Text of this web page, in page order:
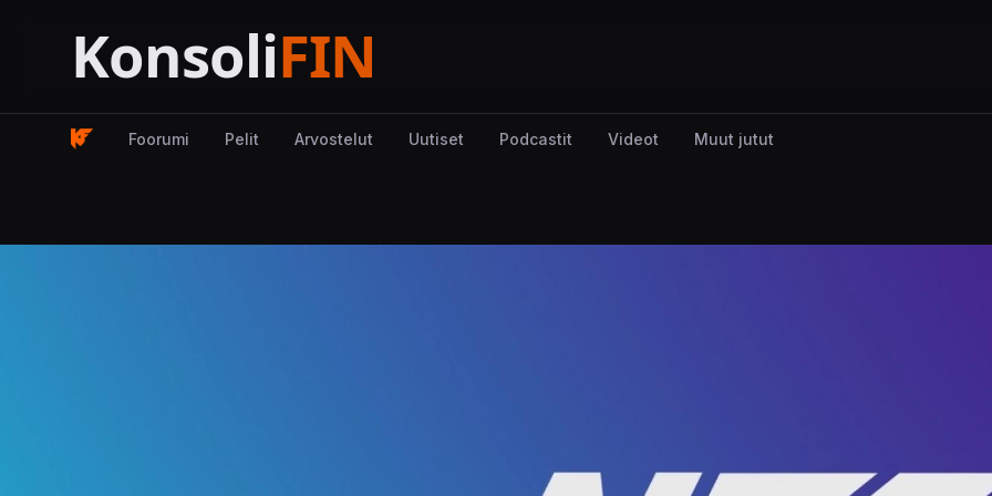
Foorumi Pelit Arvostelut Uutiset Podcastit Videot Muut jutut